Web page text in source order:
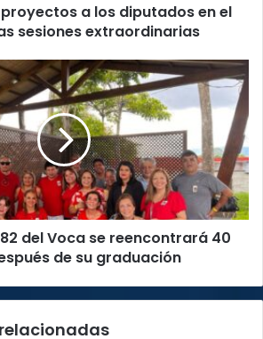
a los diputados en el
sesiones extraordinarias
del Voca se reencontrará 40
de su graduación